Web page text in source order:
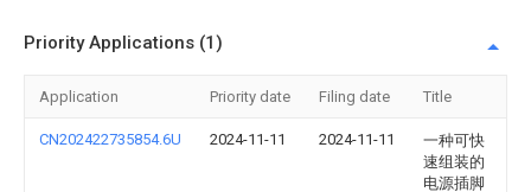
Priority Applications (1)
Application Priority date Filing date Title
CN202422735854.6U 2024-11-11 2024-11-11
一种可快
速组装的
电源插脚